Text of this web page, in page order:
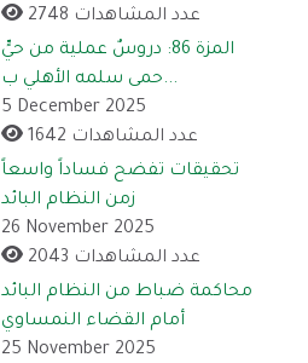
2748 عدد المشاهدات
المزة 86: دروسٌ عملية من حيٍّ
حمى سلمه الأهلي ب...
5 December 2025
1642 عدد المشاهدات
تحقيقات تفضح فساداً واسعاً
زمن النظام البائد
26 November 2025
2043 عدد المشاهدات
محاكمة ضباط من النظام البائد
أمام القضاء النمساوي
25 November 2025